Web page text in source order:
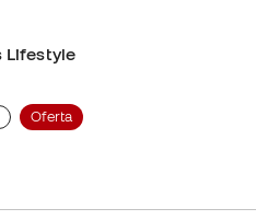
Lifestyle
Oferta